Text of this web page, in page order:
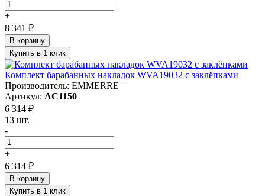
+
8 341 ₽
В корзину
Купить в 1 клик
Комплект барабанных накладок WVA19032 c заклёпками
Производитель: EMMERRE
Артикул: AC1150
6 314 ₽
13 шт.
-
+
6 314 ₽
В корзину
Купить в 1 клик